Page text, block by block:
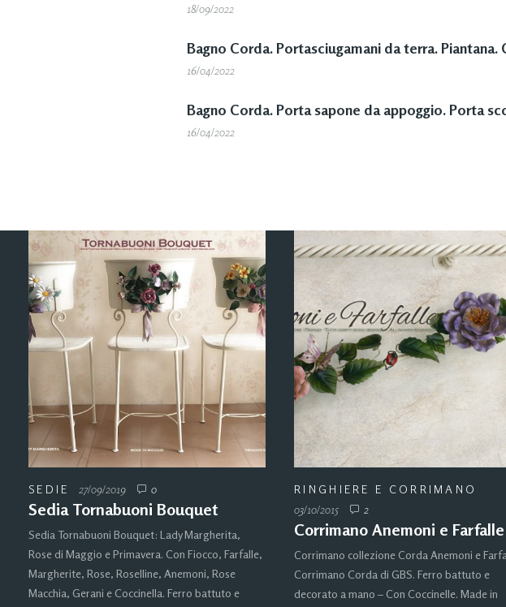
18/09/2022
Bagno Corda. Portasciugamani da terra.
16/04/2022
Bagno Corda. Porta sapone da appoggio. Porta
16/04/2022
SEDIE 27/09/2019 0
Sedia Tornabuoni Bouquet
Sedia Tornabuoni Bouquet: Lady Margherita,
Rose di Maggio e Primavera. Con Fiocco, Farfalle,
Margherite, Rose, Roselline, Anemoni, Rose
Macchia, Gerani e Coccinella. Ferro battuto e
RINGHIERE E CORRIMANO
03/10/2015
2
Corrimano Anemoni e Farfalle
Corrimano collezione Corda Anemoni e
Corrimano Corda di GBS. Ferro battuto e
decorato a mano – Con Coccinelle. Made in